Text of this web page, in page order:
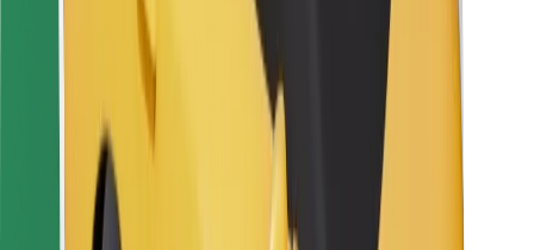
Bolt para empresas
Proveedores
Términos y Condiciones
Cookies
Seguridad